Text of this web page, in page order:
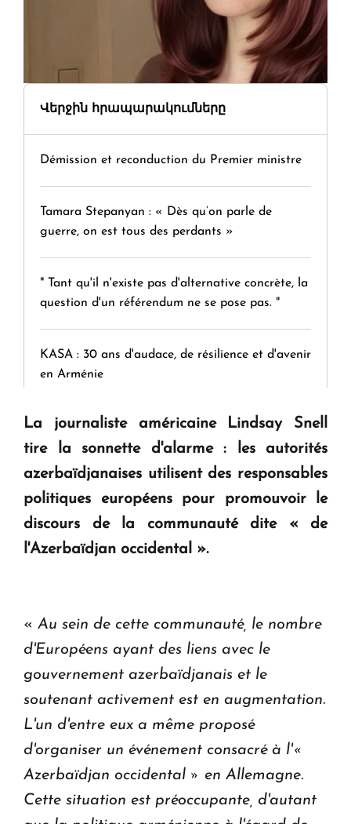
Վերջին հրապարակումները
Démission et reconduction du Premier ministre
Tamara Stepanyan : « Dès qu’on parle de
guerre, on est tous des perdants »
" Tant qu'il n'existe pas d'alternative concrète, la
question d'un référendum ne se pose pas. "
KASA : 30 ans d'audace, de résilience et d'avenir
en Arménie
Le premier hôtel Hyatt Regency d'Arménie
ouvrira ses portes à Dilijan
La journaliste américaine Lindsay Snell
tire la sonnette d'alarme : les autorités
azerbaïdjanaises utilisent des responsables
politiques européens pour promouvoir le
discours de la communauté dite « de
l'Azerbaïdjan occidental ».
« Au sein de cette communauté, le nombre
d'Européens ayant des liens avec le
gouvernement azerbaïdjanais et le
soutenant activement est en augmentation.
L'un d'entre eux a même proposé
d'organiser un événement consacré à l'«
Azerbaïdjan occidental » en Allemagne.
Cette situation est préoccupante, d'autant